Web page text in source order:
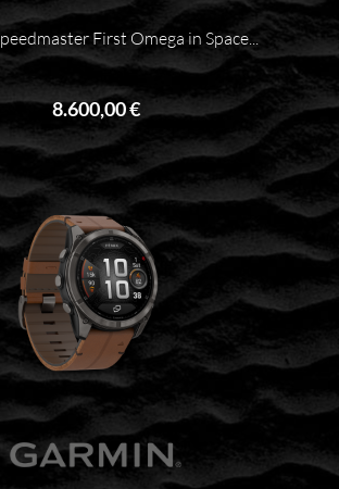
First Omega in Space...
8.600,00 €